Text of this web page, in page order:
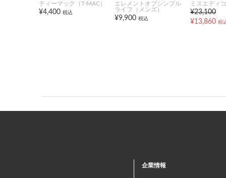
ティーマック（T-MAC）
¥4,400 税込
エレメントオブシンプル
ライフ（メンズ）
¥9,900 税込
ミスエディ
¥23,100
¥13,860 税
企業情報